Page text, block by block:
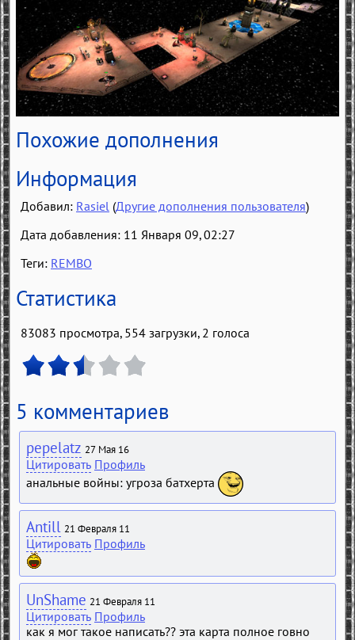
Похожие дополнения
Информация
Добавил: Rasiel (Другие дополнения пользователя)
Дата добавления: 11 Января 09, 02:27
Теги: REMBO
Статистика
83083 просмотра, 554 загрузки, 2 голоса
5 комментариев
pepelatz 27 Мая 16
Цитировать Профиль
анальные войны: угроза батхерта
Antill 21 Февраля 11
Цитировать Профиль
UnShame 21 Февраля 11
Цитировать Профиль
как я мог такое написать?? эта карта полное говно